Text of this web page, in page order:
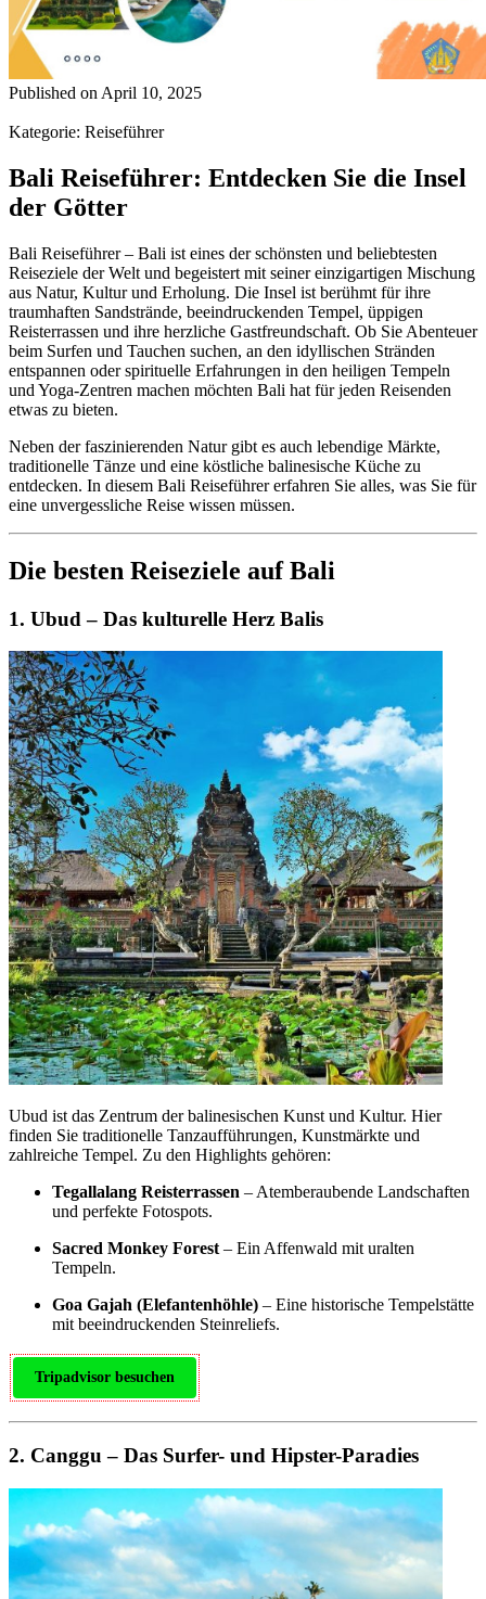
Published on April 10, 2025
Kategorie: Reiseführer
Bali Reiseführer: Entdecken Sie die Insel
der Götter
Bali Reiseführer – Bali ist eines der schönsten und beliebtesten
Reiseziele der Welt und begeistert mit seiner einzigartigen Mischung
aus Natur, Kultur und Erholung. Die Insel ist berühmt für ihre
traumhaften Sandstrände, beeindruckenden Tempel, üppigen
Reisterrassen und ihre herzliche Gastfreundschaft. Ob Sie Abenteuer
beim Surfen und Tauchen suchen, an den idyllischen Stränden
entspannen oder spirituelle Erfahrungen in den heiligen Tempeln
und Yoga-Zentren machen möchten Bali hat für jeden Reisenden
etwas zu bieten.
Neben der faszinierenden Natur gibt es auch lebendige Märkte,
traditionelle Tänze und eine köstliche balinesische Küche zu
entdecken. In diesem Bali Reiseführer erfahren Sie alles, was Sie für
eine unvergessliche Reise wissen müssen.
Die besten Reiseziele auf Bali
1. Ubud – Das kulturelle Herz Balis
Ubud ist das Zentrum der balinesischen Kunst und Kultur. Hier
finden Sie traditionelle Tanzaufführungen, Kunstmärkte und
zahlreiche Tempel. Zu den Highlights gehören:
Tegallalang Reisterrassen – Atemberaubende Landschaften
und perfekte Fotospots.
Sacred Monkey Forest – Ein Affenwald mit uralten
Tempeln.
Goa Gajah (Elefantenhöhle) – Eine historische Tempelstätte
mit beeindruckenden Steinreliefs.
Tripadvisor besuchen
2. Canggu – Das Surfer- und Hipster-Paradies